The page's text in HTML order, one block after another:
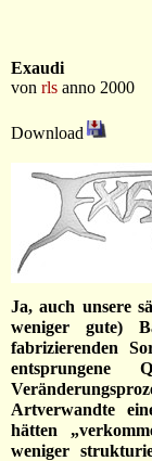
Exaudi
von rls anno 2000
Download
Ja, auch unsere
weniger gute)
fabrizierenden
Artverwandte
hätten
weniger